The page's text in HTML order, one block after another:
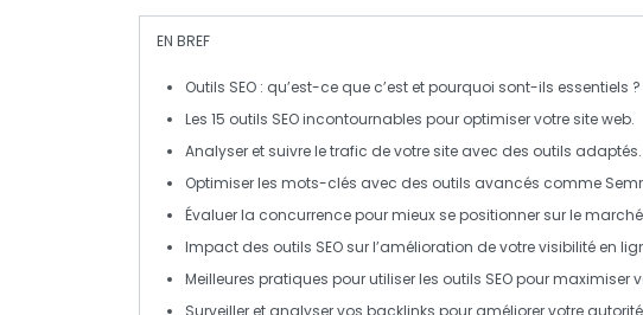
EN BREF
Outils SEO : qu’est-ce que c’est et pourquoi sont-ils essentiels ?
Les 15 outils SEOincontournables pour optimiser votre site web.
Analyser et suivre letrafic de votre site avec des outils adaptés.
Optimiser les mots-clés avec des outils avancés comme
Évaluer la concurrencepour mieux se positionner sur le
Impact des outils SEO sur l’amélioration de votrevisibilité en
Meilleures pratiques pour utiliser les outils SEOpour maximiser
Surveiller et analyser vos backlinks pour améliorer votre